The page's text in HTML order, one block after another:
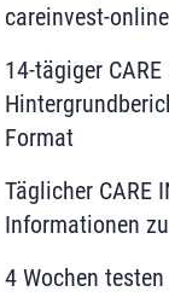
careinvest-
14-tägiger
Format
Täglicher CARE
Informationen
4 Wochen